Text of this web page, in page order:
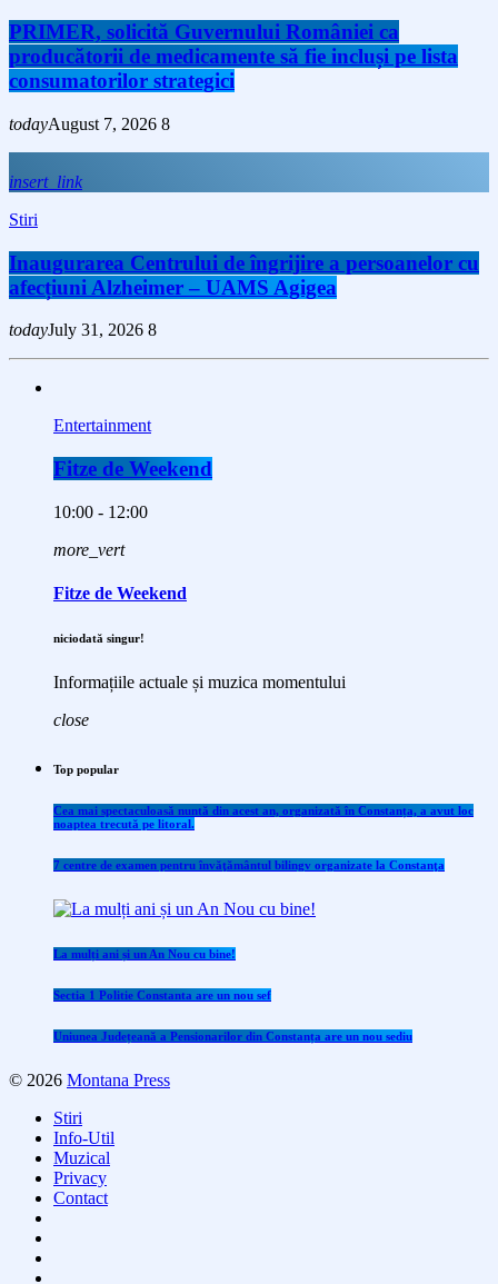
PRIMER, solicită Guvernului României ca
producătorii de medicamente să fie incluși pe lista
consumatorilor strategici
todayAugust 7, 2026 8
insert_link
Stiri
Inaugurarea Centrului de îngrijire a persoanelor cu
afecțiuni Alzheimer – UAMS Agigea
todayJuly 31, 2026 8
Entertainment
Fitze de Weekend
10:00 - 12:00
more_vert
Fitze de Weekend
niciodată singur!
Informațiile actuale și muzica momentului
close
Top popular
Cea mai spectaculoasă nuntă din acest an, organizată în Constanța, a avut loc
noaptea trecută pe litoral.
7 centre de examen pentru învăţământul bilingv organizate la Constanţa
La mulți ani și un An Nou cu bine!
Sectia 1 Politie Constanta are un nou sef
Uniunea Județeană a Pensionarilor din Constanța are un nou sediu
© 2026 Montana Press
Stiri
Info-Util
Muzical
Privacy
Contact